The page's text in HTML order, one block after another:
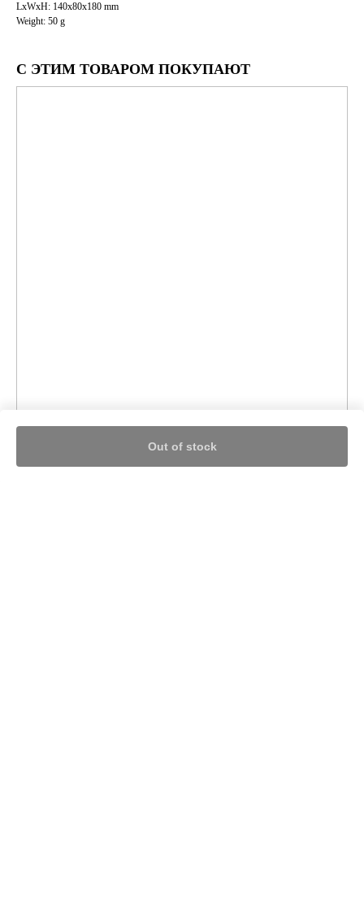
Out of stock
LxWxH: 140x80x180 mm
Weight: 50 g
С ЭТИМ ТОВАРОМ ПОКУПАЮТ